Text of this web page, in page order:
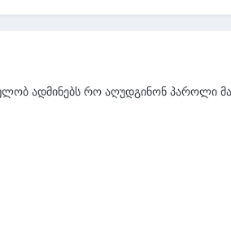
ადმინებს რო აღუდგინონ პაროლი